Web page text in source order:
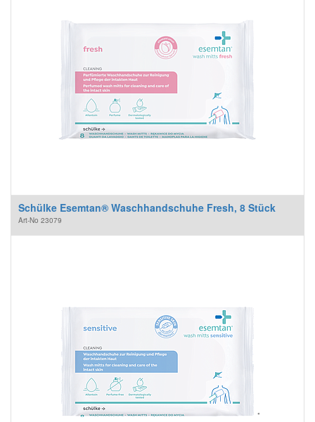
Schülke Esemtan® Waschhandschuhe Fresh, 8 Stück
Art-No 23079